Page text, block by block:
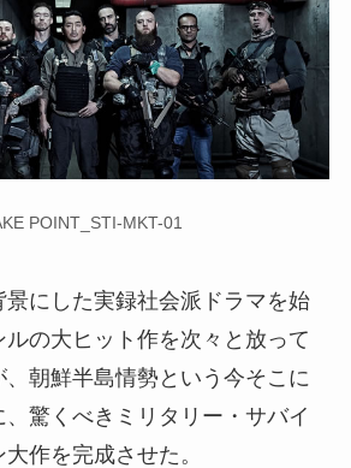
POINT_STI-MKT-01
にした実録社会派ドラマを始
の大ヒット作を次々と放って
朝鮮半島情勢という今そこに
驚くべきミリタリー・サバイ
作を完成させた。